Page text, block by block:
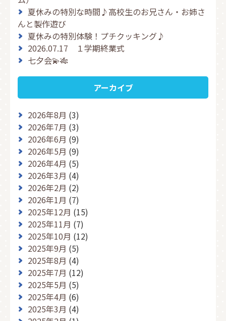
夏休みの特別な時間♪高校生のお兄さん・お姉さ
んと製作遊び
夏休みの特別体験！プチクッキング♪
2026.07.17 １学期終業式
七夕会💫🎋
アーカイブ
2026年8月 (3)
2026年7月 (3)
2026年6月 (9)
2026年5月 (9)
2026年4月 (5)
2026年3月 (4)
2026年2月 (2)
2026年1月 (7)
2025年12月 (15)
2025年11月 (7)
2025年10月 (12)
2025年9月 (5)
2025年8月 (4)
2025年7月 (12)
2025年5月 (5)
2025年4月 (6)
2025年3月 (4)